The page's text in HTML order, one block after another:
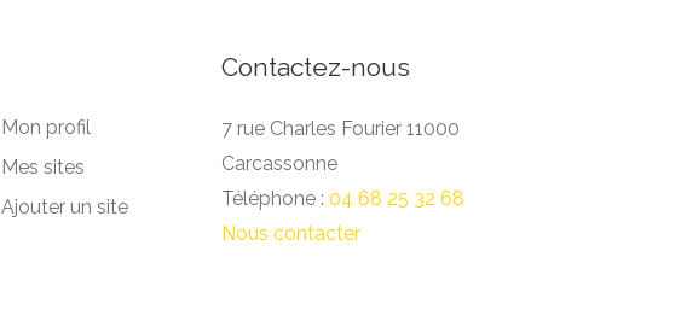
Mon profil
Mes sites
Ajouter un site
Contactez-nous
7 rue Charles Fourier 11000
Carcassonne
Téléphone :04 68 25 32 68
Nous contacter